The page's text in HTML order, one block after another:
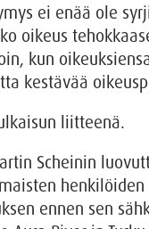
ei enää ole
oikeus
kun
kestävää
liitteenä.